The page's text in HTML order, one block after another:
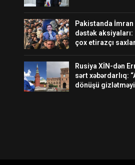
Pakistanda İmran
dəstək aksiyaları:
çox etirazçı
Rusiya XİN-dən
sərt xəbərdarlıq:
dönüşü